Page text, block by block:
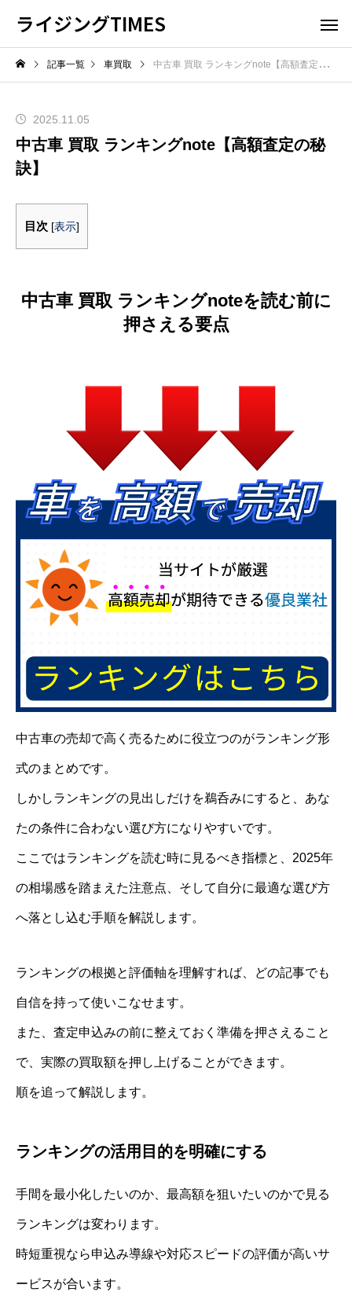
ライジングTIMES
記事一覧 車買取 中古車 買取 ランキングnote【高額査定の秘訣】
2025.11.05
中古車 買取 ランキングnote【高額査定の秘
訣】
目次 [表示]
中古車 買取 ランキングnoteを読む前に
押さえる要点
中古車の売却で高く売るために役立つのがランキング形
式のまとめです。
しかしランキングの見出しだけを鵜呑みにすると、あな
たの条件に合わない選び方になりやすいです。
ここではランキングを読む時に見るべき指標と、2025年
の相場感を踏まえた注意点、そして自分に最適な選び方
へ落とし込む手順を解説します。
ランキングの根拠と評価軸を理解すれば、どの記事でも
自信を持って使いこなせます。
また、査定申込みの前に整えておく準備を押さえること
で、実際の買取額を押し上げることができます。
順を追って解説します。
ランキングの活用目的を明確にする
手間を最小化したいのか、最高額を狙いたいのかで見る
ランキングは変わります。
時短重視なら申込み導線や対応スピードの評価が高いサ
ービスが合います。